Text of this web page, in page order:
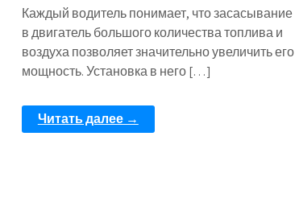
Каждый водитель понимает, что засасывание
в двигатель большого количества топлива и
воздуха позволяет значительно увеличить его
мощность. Установка в него […]
Читать далее →